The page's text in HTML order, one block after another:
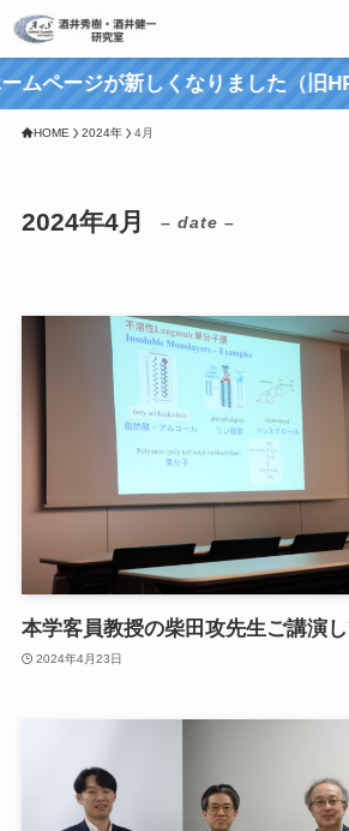
ージが新しくなりました（旧HPは
HOME 2024年 4月
2024年4月 – date –
本学客員教授の柴田攻先生ご講演
2024年4月23日